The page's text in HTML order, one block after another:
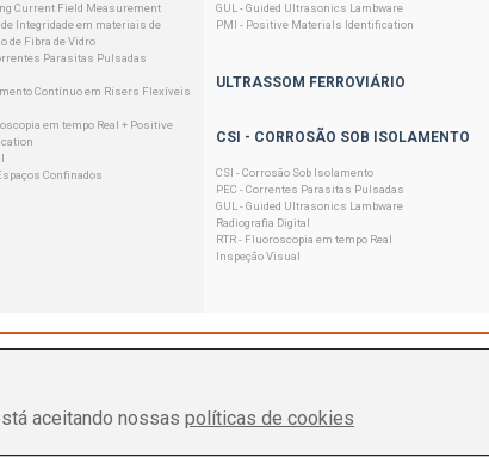
Current Field Measurement
de Integridade em materiais de
de Fibra de Vidro
Parasitas Pulsadas
Contínuo em Risers Flexíveis
em tempo Real + Positive
Confinados
GUL - Guided Ultrasonics Lambware
PMI - Positive Materials Identification
ULTRASSOM FERROVIÁRIO
CSI - CORROSÃO SOB ISOLAMENTO
CSI - Corrosão Sob Isolamento
PEC - Correntes Parasitas Pulsadas
GUL - Guided Ultrasonics Lambware
Radiografia Digital
RTR - Fluoroscopia em tempo Real
Inspeção Visual
aceitando nossas políticas de cookies